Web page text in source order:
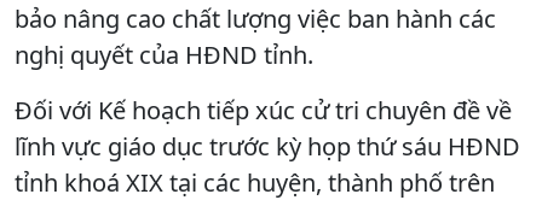
bảo nâng cao chất lượng việc ban hành các
nghị quyết của HĐND tỉnh.
Đối với Kế hoạch tiếp xúc cử tri chuyên đề về
lĩnh vực giáo dục trước kỳ họp thứ sáu HĐND
tỉnh khoá XIX tại các huyện, thành phố trên